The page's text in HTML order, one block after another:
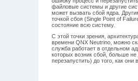
файловые системы и другие
может вызвать сбой ядра.
точкой сбоя (Single Point of
состояние всю систему.
С этой точки зрения,
времени QNX Neutrino, можно
служба работает в отдельном
которых возник сбой, больше
перезапустить) до того, как